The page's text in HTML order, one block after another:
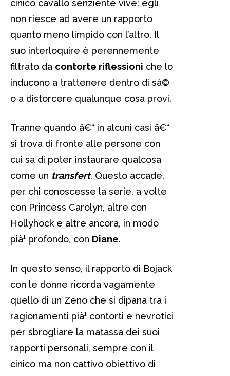
cinico cavallo senziente vive: egli
non riesce ad avere un rapporto
quanto meno limpido con l’altro. Il
suo interloquire è perennemente
filtrato da contorte riflessioni che lo
inducono a trattenere dentro di sà©
o a distorcere qualunque cosa provi.
Tranne quando â€“ in alcuni casi â€“
si trova di fronte alle persone con
cui sa di poter instaurare qualcosa
come un transfert. Questo accade,
per chi conoscesse la serie, a volte
con Princess Carolyn, altre con
Hollyhock e altre ancora, in modo
pià¹ profondo, con Diane.
In questo senso, il rapporto di Bojack
con le donne ricorda vagamente
quello di un Zeno che si dipana tra i
ragionamenti pià¹ contorti e nevrotici
per sbrogliare la matassa dei suoi
rapporti personali, sempre con il
cinico ma non cattivo obiettivo di